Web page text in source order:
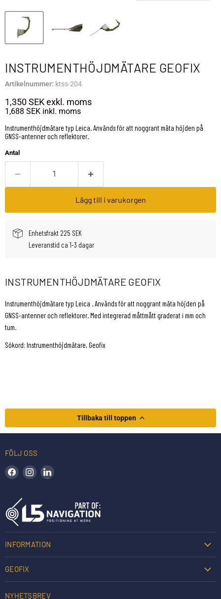
INSTRUMENTHÖJDMÄTARE GEOFIX
Artikelnummer: ktss-204
1,350 SEKexkl. moms
1,688 SEK inkl. moms
Instrumenthöjdmätare typ Leica. Används för att noggrant mäta höjden på
GNSS-antenner och reflektorer.
Antal
Lägg till i varukorgen
Enhetsfrakt 225 SEK
Leveranstid ca 1-3 dagar
INSTRUMENTHÖJDMÄTARE GEOFIX
Instrumenthöjdmätare typ Leica . Används för att noggrant mäta höjden på
GNSS-antenner och reflektorer. Med integrerad måttmått graderat i mm och
tum.
Sökord: Instrumenthöjdmätare, Geofix
Tillbaka till toppen
FÖLJ OSS
Hitta oss på Facebook
Hitta oss på Instagram
INFORMATION
GEOFIX
NYHETSBREV